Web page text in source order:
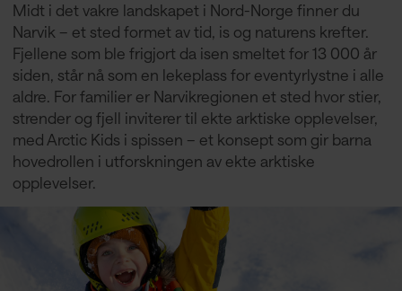
Midt i det vakre landskapet i Nord-Norge finner du
Narvik – et sted formet av tid, is og naturens krefter.
Fjellene som ble frigjort da isen smeltet for 13 000 år
siden, står nå som en lekeplass for eventyrlystne i alle
aldre. For familier er Narvikregionen et sted hvor stier,
strender og fjell inviterer til ekte arktiske opplevelser,
med Arctic Kids i spissen – et konsept som gir barna
hovedrollen i utforskningen av ekte arktiske
opplevelser.